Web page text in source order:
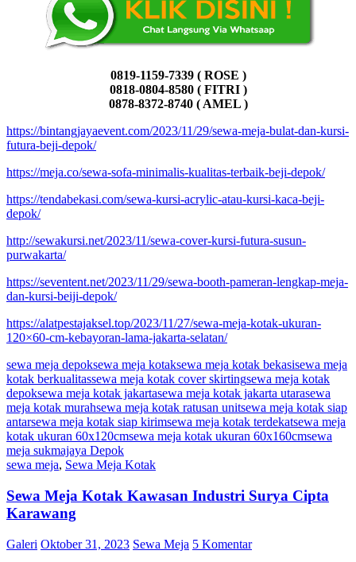
0819-1159-7339 ( ROSE )
0818-0804-8580 ( FITRI )
0878-8372-8740 ( AMEL )
https://bintangjayaevent.com/2023/11/29/sewa-meja-bulat-dan-kursi-
futura-beji-depok/
https://meja.co/sewa-sofa-minimalis-kualitas-terbaik-beji-depok/
https://tendabekasi.com/sewa-kursi-acrylic-atau-kursi-kaca-beji-
depok/
http://sewakursi.net/2023/11/sewa-cover-kursi-futura-susun-
purwakarta/
https://seventent.net/2023/11/29/sewa-booth-pameran-lengkap-meja-
dan-kursi-beiji-depok/
https://alatpestajaksel.top/2023/11/27/sewa-meja-kotak-ukuran-
120×60-cm-kebayoran-lama-jakarta-selatan/
sewa meja depoksewa meja kotaksewa meja kotak bekasisewa meja
kotak berkualitassewa meja kotak cover skirtingsewa meja kotak
depoksewa meja kotak jakartasewa meja kotak jakarta utarasewa
meja kotak murahsewa meja kotak ratusan unitsewa meja kotak siap
antarsewa meja kotak siap kirimsewa meja kotak terdekatsewa meja
kotak ukuran 60x120cmsewa meja kotak ukuran 60x160cmsewa
meja sukmajaya Depok
sewa meja, Sewa Meja Kotak
Sewa Meja Kotak Kawasan Industri Surya Cipta
Karawang
Galeri Oktober 31, 2023 Sewa Meja 5 Komentar